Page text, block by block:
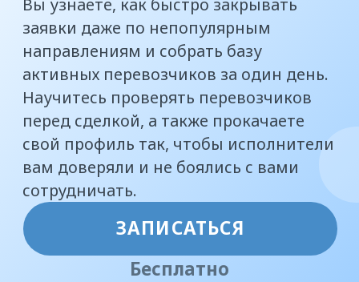
вам доверяли и не боялись с вами
сотрудничать.
ЗАПИСАТЬСЯ
Бесплатно
Кому
этот курс